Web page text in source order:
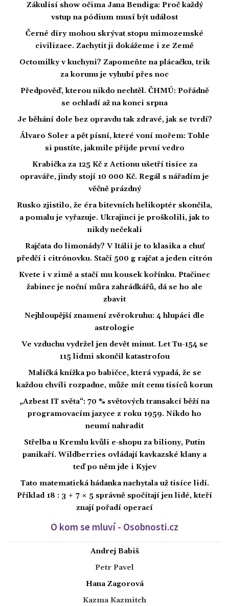
Zákulisí show očima Jana Bendiga: Proč každý
vstup na pódium musí být událost
Černé díry mohou skrývat stopu mimozemské
civilizace. Zachytit ji dokážeme i ze Země
Octomilky v kuchyni? Zapomeňte na plácačku, trik
za korunu je vyhubí přes noc
Předpověď, kterou nikdo nechtěl. ČHMÚ: Pořádně
se ochladí až na konci srpna
Je běhání dole bez opravdu tak zdravé, jak se tvrdí?
Álvaro Soler a pět písní, které voní mořem: Tohle
si pustíte, jakmile přijde první vedro
Krabička za 125 Kč z Actionu ušetří tisíce za
opraváře, jindy stojí 10 000 Kč. Regál s nářadím je
věčně prázdný
Rusko zjistilo, že éra bitevních helikoptér skončila,
a pomalu je vyřazuje. Ukrajinci je proškolili, jak to
nikdy nečekali
Rajčata do limonády? V Itálii je to klasika a chuť
předčí i citrónovku. Stačí 500 g rajčat a jeden citrón
Kvete i v zimě a stačí mu kousek kořínku. Ptačinec
žabinec je noční můra zahrádkářů, dá se ho ale
zbavit
Nejhloupější znamení zvěrokruhu: 4 hlupáci dle
astrologie
Ve vzduchu vydržel jen devět minut. Let Tu-154 se
115 lidmi skončil katastrofou
Maličká knížka po babičce, která vypadá, že se
každou chvíli rozpadne, může mít cenu tisíců korun
„Azbest IT světa“: 70 % světových transakcí běží na
programovacím jazyce z roku 1959. Nikdo ho
neumí nahradit
Střelba u Kremlu kvůli e-shopu za biliony, Putin
panikaří. Wildberries ovládají kavkazské klany a
teď po něm jde i Kyjev
Tato matematická hádanka nachytala už tisíce lidí.
Příklad 18 : 3 + 7 × 5 správně spočítají jen lidé, kteří
znají pořadí operací
O kom se mluví - Osobnosti.cz
Andrej Babiš
Petr Pavel
Hana Zagorová
Kazma Kazmitch